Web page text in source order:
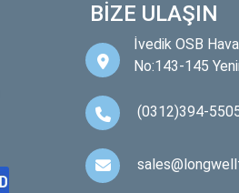
BİZE ULAŞIN
İvedik OSB
No:143-145
(0312)394-